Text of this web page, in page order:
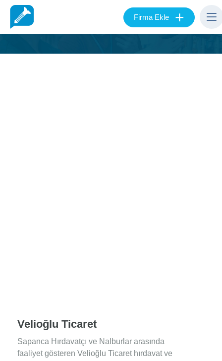
Firma Ekle +
Velioğlu Ticaret
Sapanca Hırdavatçı ve Nalburlar arasında
faaliyet gösteren Velioğlu Ticaret hırdavat ve